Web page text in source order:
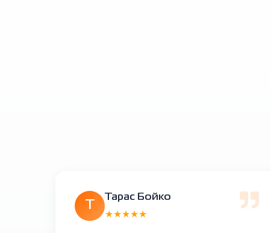
Тарас Бойко
★★★★★